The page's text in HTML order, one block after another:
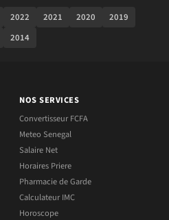
2022 2021 2020
2019
2014
NOS SERVICES
Convertisseur FCFA
Meteo Senegal
Salaire Net
Horaires Priere
Pharmacie de Garde
Calculateur IMC
Horoscope